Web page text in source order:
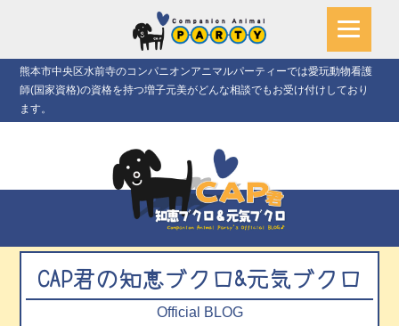
熊本市中央区水前寺のコンパニオンアニマルパーティーでは愛玩動物看護
師(国家資格)の資格を持つ増子元美がどんな相談でもお受け付けしており
ます。
CAP君の知恵ブクロ&元気ブクロ
Official BLOG